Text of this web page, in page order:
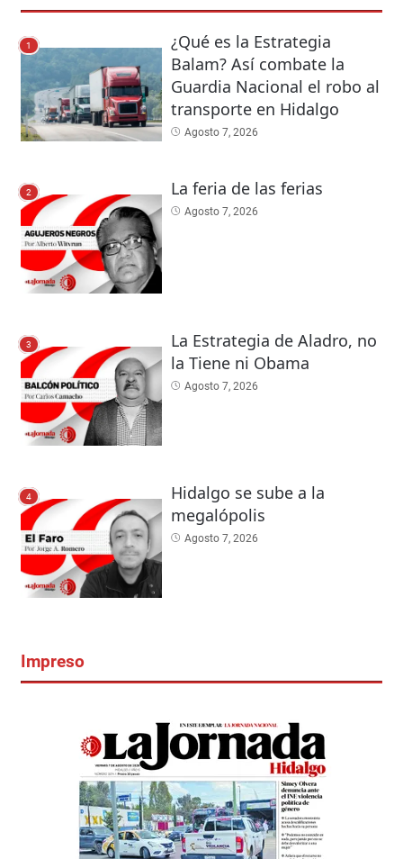
1
¿Qué es la Estrategia
Balam? Así combate la
Guardia Nacional el robo al
transporte en Hidalgo
Agosto 7, 2026
2 La feria de las ferias
Agosto 7, 2026
3
La Estrategia de Aladro, no
la Tiene ni Obama
Agosto 7, 2026
4
Hidalgo se sube a la
megalópolis
Agosto 7, 2026
Impreso